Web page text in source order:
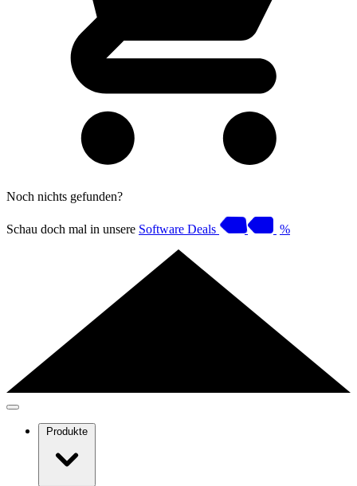
Noch nichts gefunden?
Schau doch mal in unsere Software Deals %
Produkte